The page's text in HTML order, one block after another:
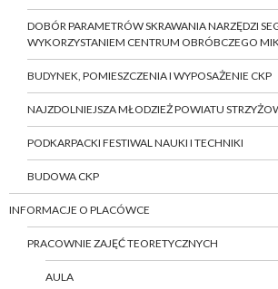
DOBÓR PARAMETRÓW SKRAWANIA NARZĘDZI
WYKORZYSTANIEM CENTRUM OBRÓBCZEGO
BUDYNEK, POMIESZCZENIA I WYPOSAŻENIE CKP
NAJZDOLNIEJSZA MŁODZIEŻ POWIATU
PODKARPACKI FESTIWAL NAUKI I TECHNIKI
BUDOWA CKP
INFORMACJE O PLACÓWCE
PRACOWNIE ZAJĘĆ TEORETYCZNYCH
AULA